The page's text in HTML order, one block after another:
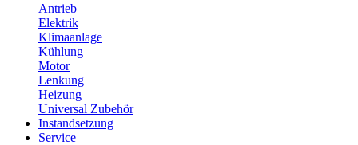
Antrieb
Elektrik
Klimaanlage
Kühlung
Motor
Lenkung
Heizung
Universal Zubehör
Instandsetzung
Service